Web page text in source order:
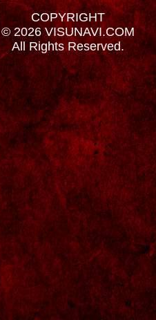
COPYRIGHT
© 2026 VISUNAVI.COM
All Rights Reserved.